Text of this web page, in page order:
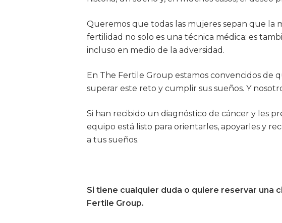
Queremos que todas las mujeres sepan que la
fertilidad no solo es una técnica médica: es
incluso en medio de la adversidad.
En The Fertile Group estamos convencidos de
superar este reto y cumplir sus sueños. Y
Si han recibido un diagnóstico de cáncer y les
equipo está listo para orientarles, apoyarles y
a tus sueños.
Si tiene cualquier duda o quiere reservar una
Fertile Group.